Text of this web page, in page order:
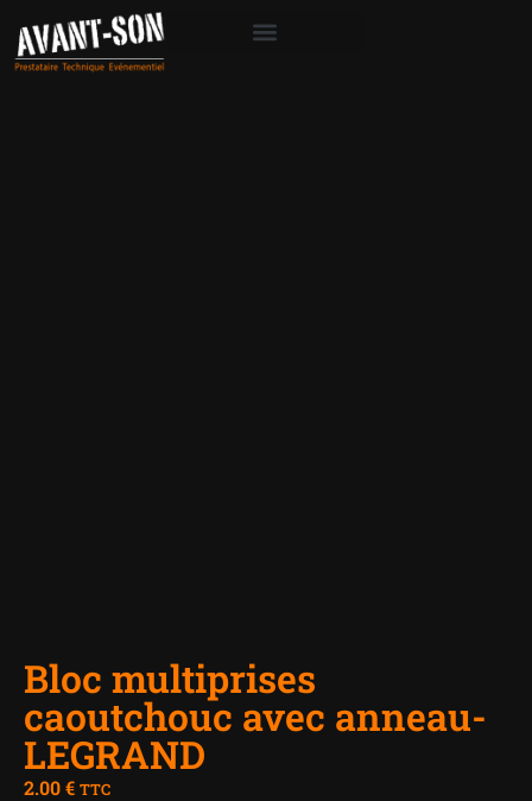
Bloc multiprises
caoutchouc avec anneau-
LEGRAND
2.00€ TTC